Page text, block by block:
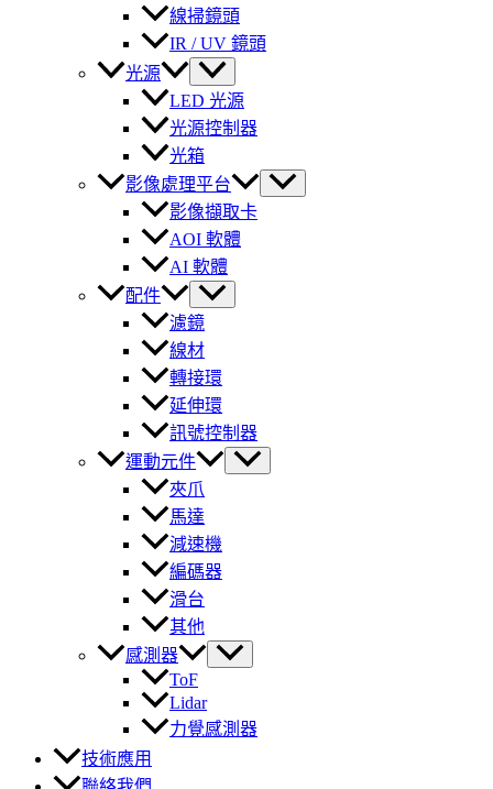
線掃鏡頭
IR / UV 鏡頭
光源
LED 光源
光源控制器
光箱
影像處理平台
影像擷取卡
AOI 軟體
AI 軟體
配件
濾鏡
線材
轉接環
延伸環
訊號控制器
運動元件
夾爪
馬達
減速機
編碼器
滑台
其他
感測器
ToF
Lidar
力覺感測器
技術應用